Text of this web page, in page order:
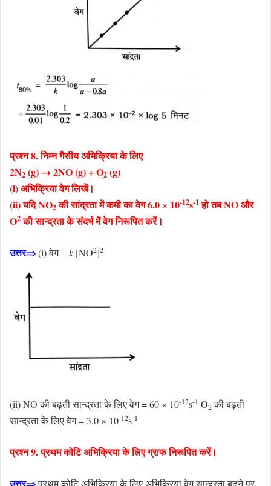
प्रश्न 8. निम्न गैसीय अभिक्रिया के लिए
2N2 (g) → 2NO (g) + O2 (g)
(i) अभिक्रिया वेग लिखें।
(ii) यदि NO2की सांद्रता में कमी का वेग 6.0 × 10-12s-1 हो तब NO और
O2की सान्द्रता के संदर्भ में वेग निरूपित करें।
उत्तर⇒(i) वेग =k [NO2]2
(ii) NO की बढ़ती सान्द्रता के लिए वेग = 60 × 10-12s-1 O2की बढ़ती
सान्द्रता के लिए वेग = 3.0 × 10-12s-1
प्रश्न 9. प्रथम कोटि अभिक्रिया के लिए ग्राफ निरूपित करें।
प्रथम कोटि अभिक्रिया के लिए अभिक्रिया वेग सान्द्रता बढ़ने पर